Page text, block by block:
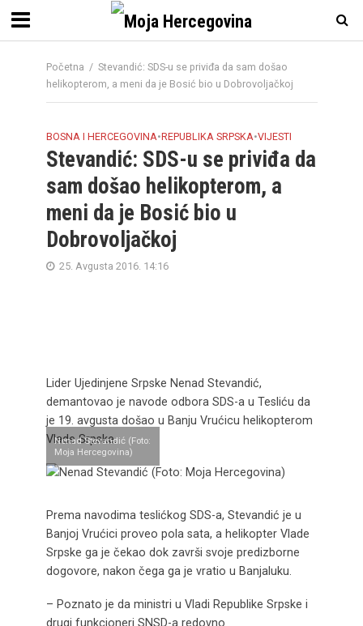
Početna / Stevandić: SDS-u se priviđa da sam došao
helikopterom, a meni da je Bosić bio u Dobrovoljačkoj
BOSNA I HERCEGOVINA•REPUBLIKA SRPSKA•VIJESTI
Stevandić: SDS-u se priviđa da
sam došao helikopterom, a
meni da je Bosić bio u
Dobrovoljačkoj
25. Avgusta 2016. 14:16
Lider Ujedinjene Srpske Nenad Stevandić,
demantovao je navode odbora SDS-a u Tesliću da
je 19. avgusta došao u Banju Vrućicu helikopterom
Vlade Srpske.
Nenad Stevandić (Foto:
Moja Hercegovina)
Prema navodima teslićkog SDS-a, Stevandić je u
Banjoj Vrućici proveo pola sata, a helikopter Vlade
Srpske ga je čekao dok završi svoje predizborne
dogovore, nakon čega ga je vratio u Banjaluku.
– Poznato je da ministri u Vladi Republike Srpske i
drugi funkcioneri SNSD-a redovno